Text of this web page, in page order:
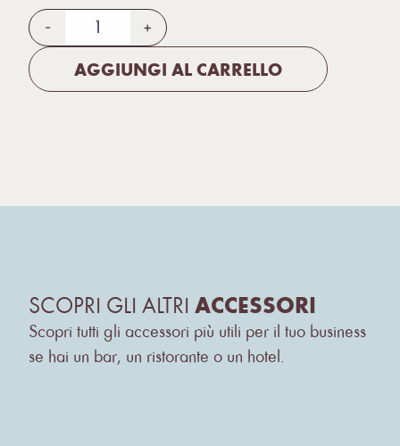
- +
AGGIUNGI AL CARRELLO
SCOPRI GLI ALTRI ACCESSORI
Scopri tutti gli accessori più utili per il tuo business
se hai un bar, un ristorante o un hotel.